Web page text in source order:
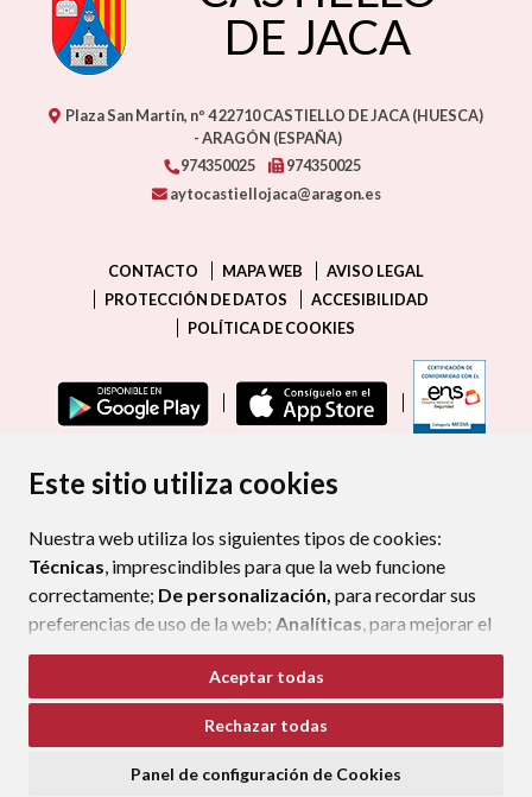
Este sitio utiliza cookies
Nuestra web utiliza los siguientes tipos de cookies:
Técnicas, imprescindibles para que la web funcione
correctamente; De personalización, para recordar sus
preferencias de uso de la web; Analíticas, para mejorar el
funcionamiento de la web y sus servicios.
Si acepta pulsando el botón“Aceptar todas”
consideramos que acepta su uso. Si pulsa el botón
ninguna acción, se guardarán las cookies técnicas
Aceptar todas
Rechazar todas
Panel de configuración de Cookies
DE JACA
Plaza San Martín, nº 422710CASTIELLO DE JACA (HUESCA)
- ARAGÓN (ESPAÑA)
974350025
974350025
aytocastiellojaca@aragon.es
CONTACTO MAPA WEB
AVISO LEGAL
PROTECCIÓN DE DATOS
ACCESIBILIDAD
POLÍTICA DE COOKIES